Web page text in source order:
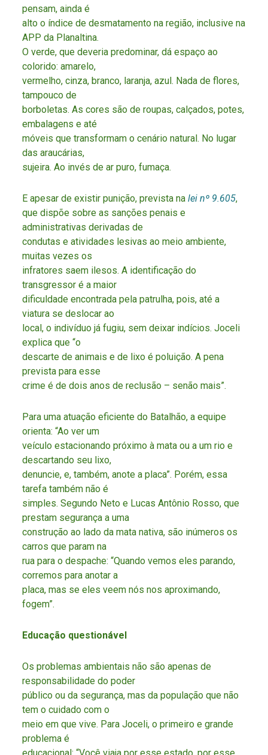
pensam, ainda é
alto o índice de desmatamento na região, inclusive na
APP da Planaltina.
O verde, que deveria predominar, dá espaço ao
colorido: amarelo,
vermelho, cinza, branco, laranja, azul. Nada de flores,
tampouco de
borboletas. As cores são de roupas, calçados, potes,
embalagens e até
móveis que transformam o cenário natural. No lugar
das araucárias,
sujeira. Ao invés de ar puro, fumaça.
E apesar de existir punição, prevista nalei nº 9.605,
que dispõe sobre as sanções penais e
administrativas derivadas de
condutas e atividades lesivas ao meio ambiente,
muitas vezes os
infratores saem ilesos. A identificação do
transgressor é a maior
dificuldade encontrada pela patrulha, pois, até a
viatura se deslocar ao
local, o indivíduo já fugiu, sem deixar indícios. Joceli
explica que “o
descarte de animais e de lixo é poluição. A pena
prevista para esse
crime é de dois anos de reclusão – senão mais”.
Para uma atuação eficiente do Batalhão, a equipe
orienta: “Ao ver um
veículo estacionando próximo à mata ou a um rio e
descartando seu lixo,
denuncie, e, também, anote a placa”. Porém, essa
tarefa também não é
simples. Segundo Neto e Lucas Antônio Rosso, que
prestam segurança a uma
construção ao lado da mata nativa, são inúmeros os
carros que param na
rua para o despache: “Quando vemos eles parando,
corremos para anotar a
placa, mas se eles veem nós nos aproximando,
fogem”.
Educação questionável
Os problemas ambientais não são apenas de
responsabilidade do poder
público ou da segurança, mas da população que não
tem o cuidado com o
meio em que vive. Para Joceli, o primeiro e grande
problema é